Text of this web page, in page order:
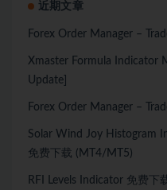
近期文章
Forex Order Manager –
Xmaster Formula Indicator
Update]
Forex Order Manager –
Solar Wind Joy Histogram
免费下载 (MT4/MT5)
RFI Levels Indicator 免费下